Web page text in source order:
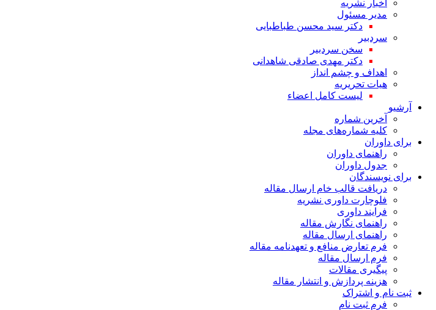
اخبار نشریه
مدیر مسئول
دکتر سید محسن طباطبایی
سردبیر
سخن سردبیر
دکتر مهدی صادقی شاهدانی
اهداف و چشم انداز
هیات تحریریه
لیست کامل اعضاء
آرشیو
آخرین شماره
کلیه شماره‌های مجله
برای داوران
راهنمای داوران
جدول داوران
برای نویسندگان
دریافت قالب خام ارسال مقاله
فلوچارت داوری نشریه
فرایند داوری
راهنمای نگارش مقاله
راهنمای ارسال مقاله
فرم تعارض منافع و تعهدنامه مقاله
فرم ارسال مقاله
پیگیری مقالات
هزینه پردازش و انتشار مقاله
ثبت نام و اشتراک
فرم ثبت نام